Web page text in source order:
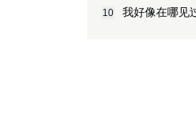
10 我好像在哪见